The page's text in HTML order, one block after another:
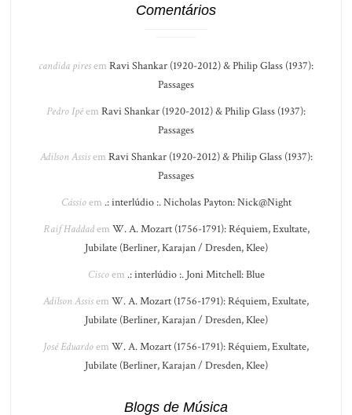
Comentários
candida piresem Ravi Shankar (1920-2012) & Philip Glass (1937):
Passages
Pedro Ipêem Ravi Shankar (1920-2012) & Philip Glass (1937):
Passages
Adilson Assisem Ravi Shankar (1920-2012) & Philip Glass (1937):
Passages
Cássioem .: interlúdio :. Nicholas Payton: Nick@Night
Raif Haddadem W. A. Mozart (1756-1791): Réquiem, Exultate,
Jubilate (Berliner, Karajan / Dresden, Klee)
Ciscoem .: interlúdio :. Joni Mitchell: Blue
Adilson Assisem W. A. Mozart (1756-1791): Réquiem, Exultate,
Jubilate (Berliner, Karajan / Dresden, Klee)
José Eduardoem W. A. Mozart (1756-1791): Réquiem, Exultate,
Jubilate (Berliner, Karajan / Dresden, Klee)
Blogs de Música